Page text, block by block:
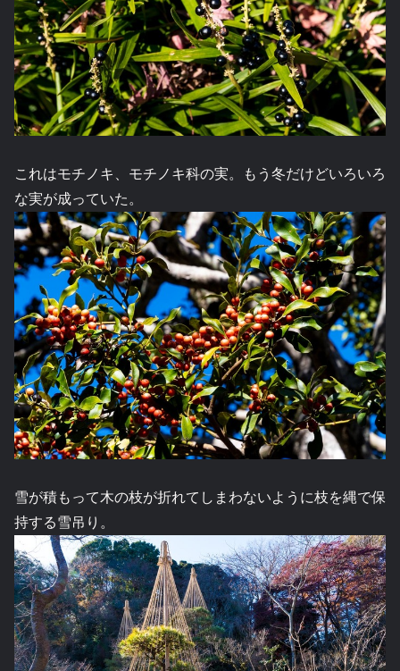
これはモチノキ、モチノキ科の実。もう冬だけどいろいろ
な実が成っていた。
雪が積もって木の枝が折れてしまわないように枝を縄で保
持する雪吊り。